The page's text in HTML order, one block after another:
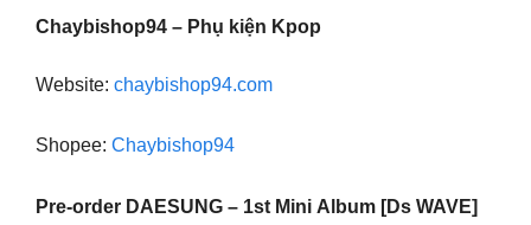
Chaybishop94 – Phụ kiện Kpop
Website: chaybishop94.com
Shopee: Chaybishop94
Pre-order DAESUNG – 1st Mini Album [Ds WAVE]